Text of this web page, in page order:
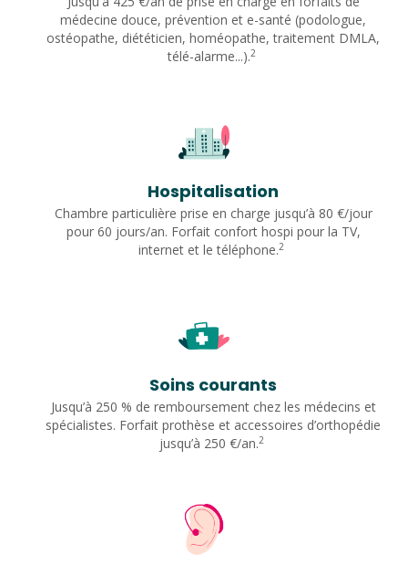
médecine douce, prévention et e-santé (podologue,
ostéopathe, diététicien, homéopathe, traitement DMLA,
télé-alarme...).2
Hospitalisation
Chambre particulière prise en charge jusqu’à 80 €/jour
pour 60 jours/an. Forfait confort hospi pour la TV,
internet et le téléphone.2
Soins courants
Jusqu’à 250 % de remboursement chez les médecins et
spécialistes. Forfait prothèse et accessoires d’orthopédie
jusqu’à 250 €/an.2